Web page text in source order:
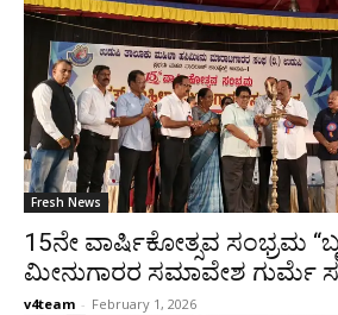
Fresh News
15ನೇ ವಾರ್ಷಿಕೋತ್ಸವ ಸಂಭ್ರಮ
ಮೀನುಗಾರರ ಸಮಾವೇಶ ಗುರ್ಮೆ
v4team - February 1, 2026